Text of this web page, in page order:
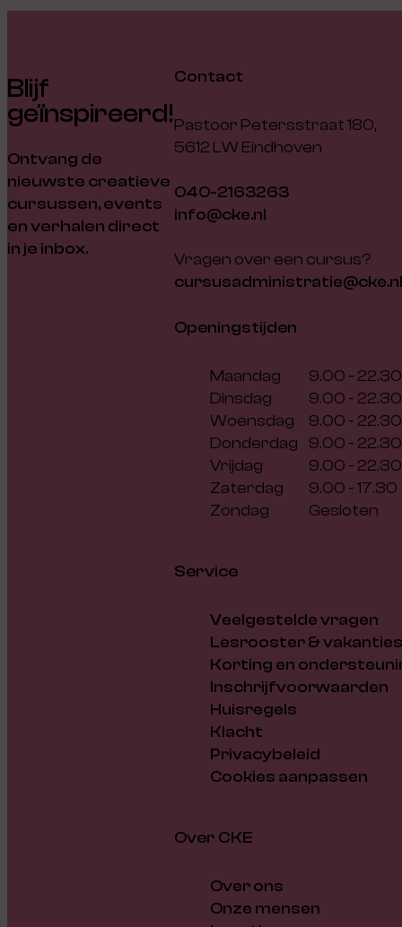
Blijf
geïnspireerd!
Ontvang de
nieuwste creatieve
cursussen, events
en verhalen direct
in je inbox.
Contact
Pastoor Petersstraat 180,
5612 LW Eindhoven
040-2163263
info@cke.nl
Vragen over een cursus?
cursusadministratie@cke.nl
Openingstijden
Maandag
9.00 - 22.30
Dinsdag
9.00 - 22.30
Woensdag
9.00 - 22.30
Donderdag
9.00 - 22.30
Vrijdag
9.00 - 22.30
Zaterdag
9.00 - 17.30
Zondag
Gesloten
Service
Veelgestelde vragen
Lesrooster & vakanties
Korting en
Inschrijfvoorwaarden
Huisregels
Klacht
Privacybeleid
Cookies aanpassen
Over CKE
Over ons
Onze mensen